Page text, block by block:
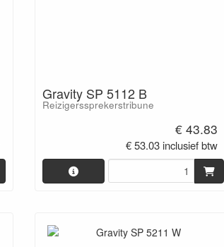
Gravity SP 5112 B
Reizigerssprekerstribune
€ 43.83
€ 53.03 inclusief btw